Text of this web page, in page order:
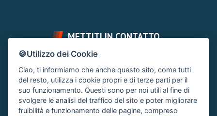
METTITI IN CONTATTO
FAI UNA DOMANDA
Chiedi un Consiglio
Area Ticket
CONTATTA L'AMMINISTRAZIONE
Clicca quì
🍪Utilizzo dei Cookie
Ciao, ti informiamo che anche questo sito, come tutti
del resto, utilizza i cookie propri e di terze parti per il
suo funzionamento. Questi sono per noi utili al fine di
svolgere le analisi del traffico del sito e poter migliorare
fruibilità e funzionamento delle pagine, compreso